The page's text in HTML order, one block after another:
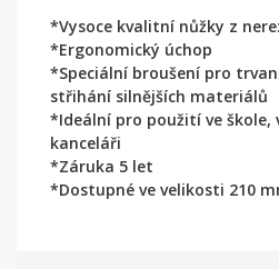
*Vysoce kvalitní nůžky z
*Ergonomický úchop
*Speciální broušení pro
střihání silnějších materiálů
*Ideální pro použití ve škole,
kanceláři
*Záruka 5 let
*Dostupné ve velikosti 210